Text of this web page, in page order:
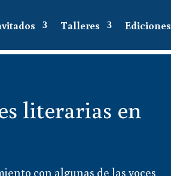
Talleres Ediciones
literarias en
con algunas de las voces